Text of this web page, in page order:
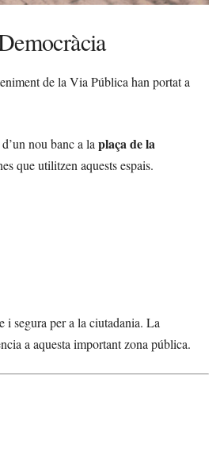
de la Via Pública han portat a
nou banc a laplaça de la
que utilitzen aquests espais.
i segura per a la ciutadania. La
a aquesta important zona pública.